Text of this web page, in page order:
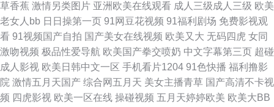
产精品 视频福利999 97色涩 91福利在 国产三四区 日日色天堂 国色天香八区
2区 99黄色免费视频 91丝袜影片免费 日韩精品综合网 91网站在线观看密桃
欧美一级一级一级一级 91性福短视频 蜜桃视频网站 91黄色传媒视频 精品八
区 91号豆花视频咋观看 日韩三级专区 午夜黄色影院 日韩无码中文福利 91视
草香蕉 激情另类图片 亚洲欧美在线观看 成人三级成人三级 欧美
老女人bb 日日操第一页 91网豆花视频 91福利剧场 免费影视观
看 91视频国产自拍 国产美女在线视频 欧美又大 无码四虎 女同
激吻视频 极品性爱导航 欧美国产拳交喷奶 中文字幕第三页 超碰
成人影视 欧美日韩中文一区 手机看片1204 91色快播 福利撸影
院 激情五月天国产 综合网五月天 美女主播青草 国产高清不卡视
频 四虎影视 欧美一区在线 操碰视频 五月天婷婷欧美 欧美大BB